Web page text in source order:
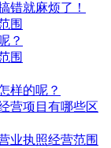
错就麻烦了！
围
？
围
样的呢？
营项目有哪些区
业执照经营范围